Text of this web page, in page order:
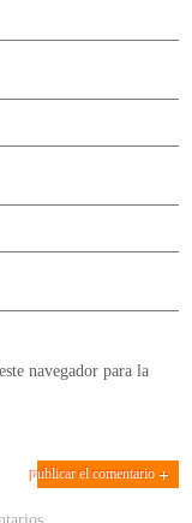
navegador para la